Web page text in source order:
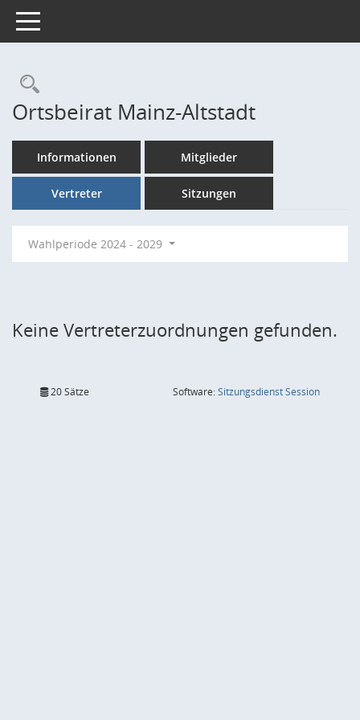
Toggle navigation
Rechercheauswahl
Ortsbeirat Mainz-Altstadt
Informationen Mitglieder
Vertreter Sitzungen
Wahlperiode 2024 - 2029
Keine Vertreterzuordnungen gefunden.
20 Sätze Software:SitzungsdienstSession(Wird in